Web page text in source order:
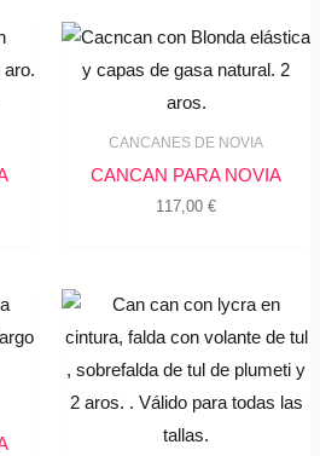
CANCANES DE NOVIA
CANCAN PARA NOVIA
117,00€